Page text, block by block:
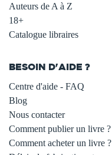
Auteurs de A à Z
18+
Catalogue libraires
BESOIN D'AIDE ?
Centre d'aide - FAQ
Blog
Nous contacter
Comment publier un livre ?
Comment acheter un livre ?